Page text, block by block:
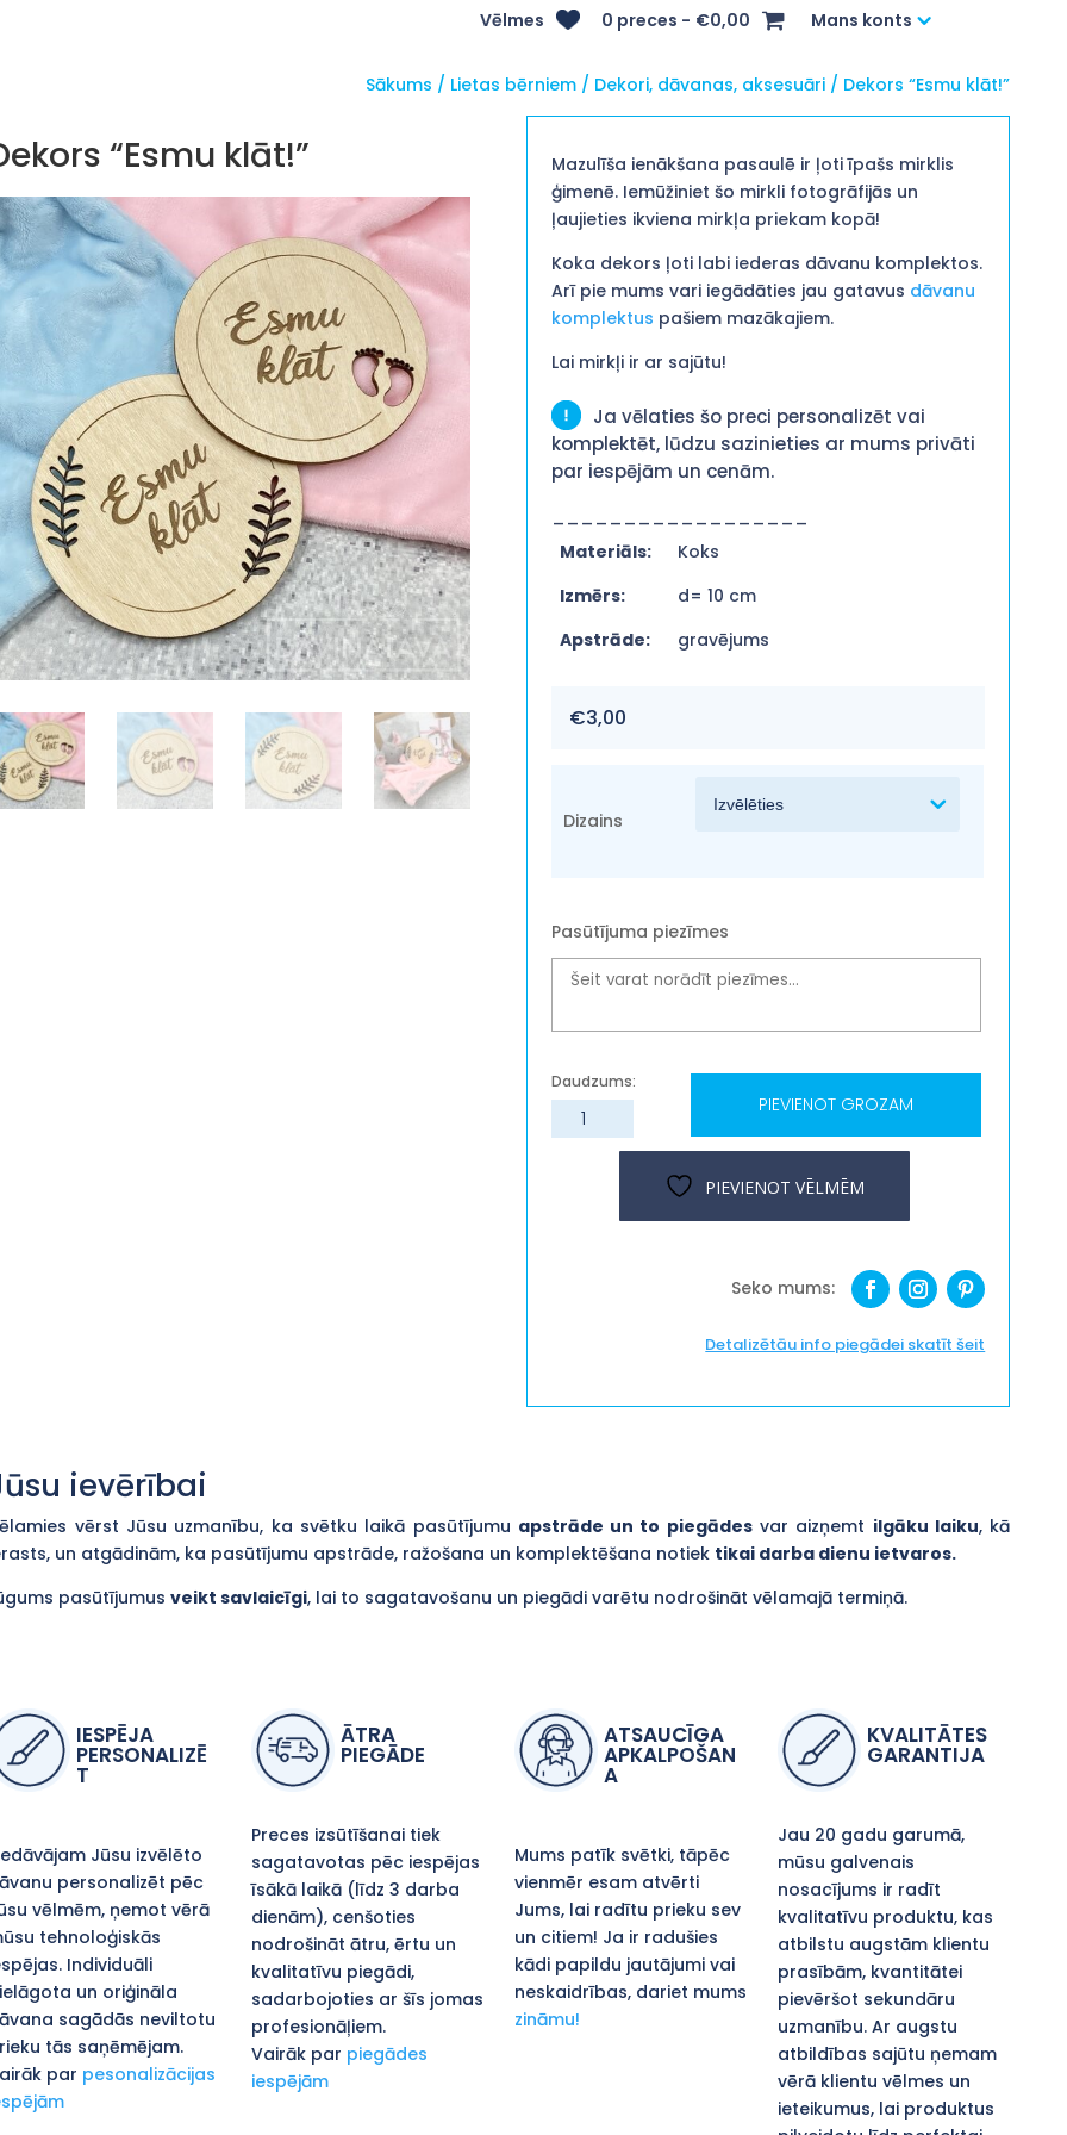
Vēlmes Mans konts
0 preces €0,00
Sākums / Lietas bērniem / Dekori, dāvanas, aksesuāri / Dekors “Esmu klāt!”
“Esmu klāt!”
Mazulīša ienākšana pasaulē ir ļoti īpašs mirklis
ģimenē. Iemūžiniet šo mirkli fotogrāfijās un
ļaujieties ikviena mirkļa priekam kopā!
Koka dekors ļoti labi iederas dāvanu komplektos.
Arī pie mums vari iegādāties jau gatavus dāvanu
komplektus pašiem mazākajiem.
Lai mirkļi ir ar sajūtu!
Ja vēlaties šo preci personalizēt vai
komplektēt, lūdzu sazinieties ar mums privāti
par iespējām un cenām.
Materiāls:
Koks
Izmērs:
d= 10 cm
Apstrāde:
gravējums
€3,00
Dizains
Pasūtījuma piezīmes
Dekors
"Esmu
PIEVIENOT GROZAM
PIEVIENOT VĒLMĒM
Detalizētāu info piegādei skatīt šeit
ievērībai
vērst Jūsu uzmanību, ka svētku laikā pasūtījumu apstrāde un to piegādesvar aizņemt ilgāku laiku, kā
un atgādinām, ka pasūtījumu apstrāde, ražošana un komplektēšana notiek tikai darba dienu ietvaros.
pasūtījumusveikt savlaicīgi, lai to sagatavošanu un piegādi varētu nodrošināt vēlamajā termiņā.
IESPĒJA
PERSONALIZĒ
T
Jūsu izvēlēto
personalizēt pēc
vēlmēm, ņemot vērā
tehnoloģiskās
Individuāli
un oriģināla
sagādās neviltotu
tās saņēmējam.
par pesonalizācijas
ĀTRA
PIEGĀDE
Preces izsūtīšanai tiek
sagatavotas pēc iespējas
īsākā laikā (līdz 3 darba
dienām), cenšoties
nodrošināt ātru, ērtu un
kvalitatīvu piegādi,
sadarbojoties ar šīs jomas
profesionāļiem.
Vairāk par piegādes
iespējām
ATSAUCĪGA
APKALPOŠAN
A
Mums patīk svētki, tāpēc
vienmēr esam atvērti
Jums, lai radītu prieku sev
un citiem! Ja ir radušies
kādi papildu jautājumi vai
neskaidrības, dariet mums
zināmu!
KVALITĀTES
GARANTIJA
Jau 20 gadu garumā,
mūsu galvenais
nosacījums ir radīt
kvalitatīvu produktu, kas
atbilstu augstām klientu
prasībām, kvantitātei
pievēršot sekundāru
uzmanību. Ar augstu
atbildības sajūtu ņemam
vērā klientu vēlmes un
ieteikumus, lai produktus